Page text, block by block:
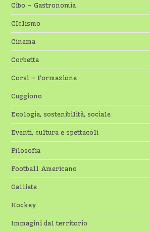
Cibo – Gastronomia
CIclismo
Cinema
Corbetta
Corsi – Formazione
Cuggiono
Ecologia, sostenibilità, sociale
Eventi, cultura e spettacoli
Filosofia
Football Americano
Galliate
Hockey
Immagini dal territorio